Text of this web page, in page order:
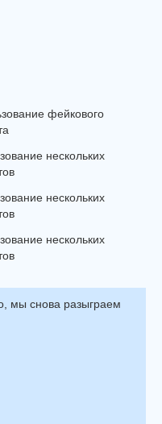
фейкового
нескольких
нескольких
нескольких
мы снова разыграем